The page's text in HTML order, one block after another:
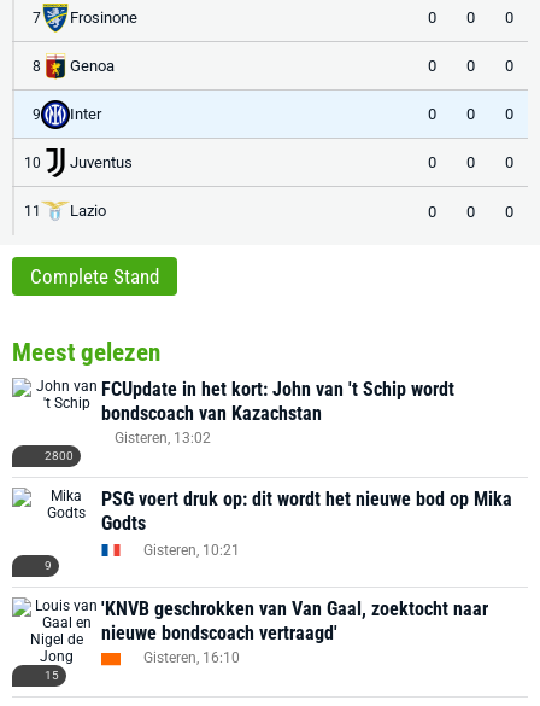
7 Frosinone 0 0 0
8 Genoa 0 0 0
9 Inter 0 0 0
10 Juventus 0 0 0
11 Lazio 0 0 0
Complete Stand
Meest gelezen
2800
FCUpdate in het kort: John van 't Schip wordt
bondscoach van Kazachstan
Gisteren, 13:02
9
PSG voert druk op: dit wordt het nieuwe bod op Mika
Godts
Gisteren, 10:21
15
'KNVB geschrokken van Van Gaal, zoektocht naar
nieuwe bondscoach vertraagd'
Gisteren, 16:10